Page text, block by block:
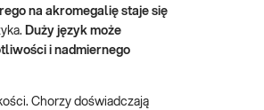
na akromegalię staje się
Duży język może
i nadmiernego
Chorzy doświadczają